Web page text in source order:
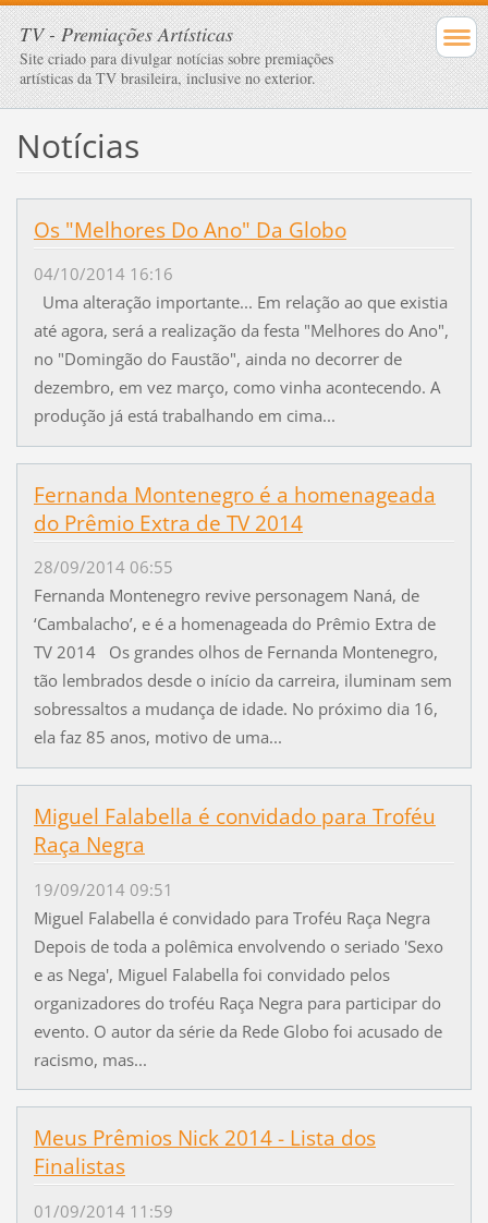
TV - Premiações Artísticas
Site criado para divulgar notícias sobre premiações
artísticas da TV brasileira, inclusive no exterior.
Notícias
Os "Melhores Do Ano" Da Globo
04/10/2014 16:16
Uma alteração importante... Em relação ao que existia
até agora, será a realização da festa "Melhores do Ano",
no "Domingão do Faustão", ainda no decorrer de
dezembro, em vez março, como vinha acontecendo. A
produção já está trabalhando em cima...
Fernanda Montenegro é a homenageada
do Prêmio Extra de TV 2014
28/09/2014 06:55
Fernanda Montenegro revive personagem Naná, de
‘Cambalacho’, e é a homenageada do Prêmio Extra de
TV 2014 Os grandes olhos de Fernanda Montenegro,
tão lembrados desde o início da carreira, iluminam sem
sobressaltos a mudança de idade. No próximo dia 16,
ela faz 85 anos, motivo de uma...
Miguel Falabella é convidado para Troféu
Raça Negra
19/09/2014 09:51
Miguel Falabella é convidado para Troféu Raça Negra
Depois de toda a polêmica envolvendo o seriado 'Sexo
e as Nega', Miguel Falabella foi convidado pelos
organizadores do troféu Raça Negra para participar do
evento. O autor da série da Rede Globo foi acusado de
racismo, mas...
Meus Prêmios Nick 2014 - Lista dos
Finalistas
01/09/2014 11:59